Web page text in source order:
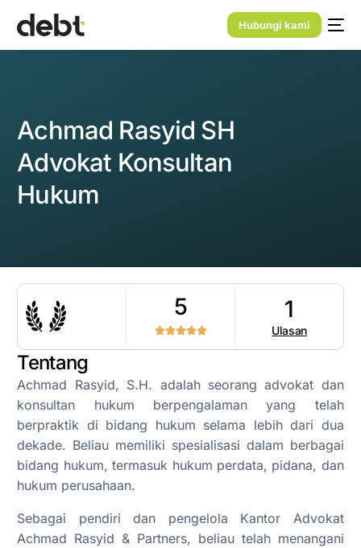
Hubungi kami
Achmad Rasyid SH
Advokat Konsultan
Hukum
5 1
Ulasan
Tentang
Achmad Rasyid, S.H. adalah seorang advokat dan
konsultan hukum berpengalaman yang telah
berpraktik di bidang hukum selama lebih dari dua
dekade. Beliau memiliki spesialisasi dalam berbagai
bidang hukum, termasuk hukum perdata, pidana, dan
hukum perusahaan.
Sebagai pendiri dan pengelola Kantor Advokat
Achmad Rasyid & Partners, beliau telah menangani